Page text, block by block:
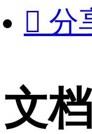
 分
文